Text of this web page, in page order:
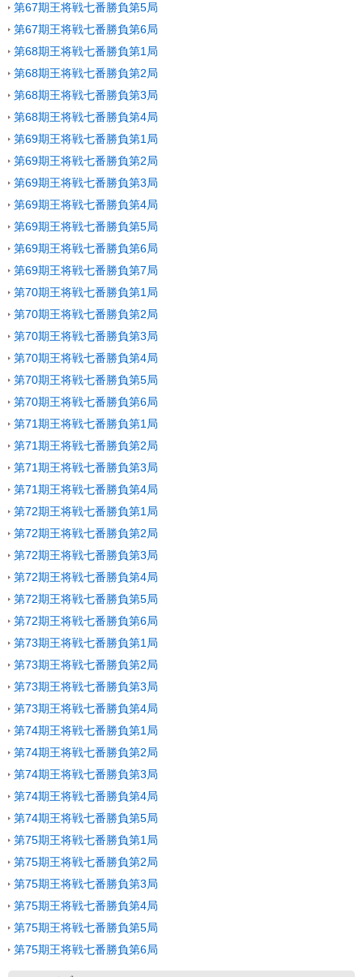
第67期王将戦七番勝負第5局
第67期王将戦七番勝負第6局
第68期王将戦七番勝負第1局
第68期王将戦七番勝負第2局
第68期王将戦七番勝負第3局
第68期王将戦七番勝負第4局
第69期王将戦七番勝負第1局
第69期王将戦七番勝負第2局
第69期王将戦七番勝負第3局
第69期王将戦七番勝負第4局
第69期王将戦七番勝負第5局
第69期王将戦七番勝負第6局
第69期王将戦七番勝負第7局
第70期王将戦七番勝負第1局
第70期王将戦七番勝負第2局
第70期王将戦七番勝負第3局
第70期王将戦七番勝負第4局
第70期王将戦七番勝負第5局
第70期王将戦七番勝負第6局
第71期王将戦七番勝負第1局
第71期王将戦七番勝負第2局
第71期王将戦七番勝負第3局
第71期王将戦七番勝負第4局
第72期王将戦七番勝負第1局
第72期王将戦七番勝負第2局
第72期王将戦七番勝負第3局
第72期王将戦七番勝負第4局
第72期王将戦七番勝負第5局
第72期王将戦七番勝負第6局
第73期王将戦七番勝負第1局
第73期王将戦七番勝負第2局
第73期王将戦七番勝負第3局
第73期王将戦七番勝負第4局
第74期王将戦七番勝負第1局
第74期王将戦七番勝負第2局
第74期王将戦七番勝負第3局
第74期王将戦七番勝負第4局
第74期王将戦七番勝負第5局
第75期王将戦七番勝負第1局
第75期王将戦七番勝負第2局
第75期王将戦七番勝負第3局
第75期王将戦七番勝負第4局
第75期王将戦七番勝負第5局
第75期王将戦七番勝負第6局